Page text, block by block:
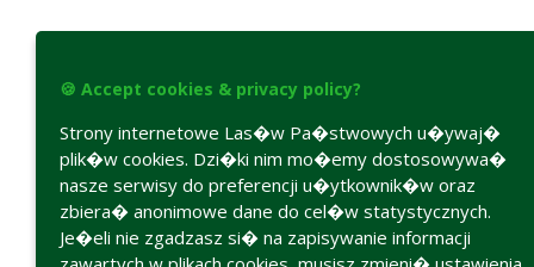
🍪 Accept cookies & privacy policy?
Strony internetowe Las�w Pa�stwowych u�ywaj�
plik�w cookies. Dzi�ki nim mo�emy dostosowywa�
nasze serwisy do preferencji u�ytkownik�w oraz
zbiera� anonimowe dane do cel�w statystycznych.
Je�eli nie zgadzasz si� na zapisywanie informacji